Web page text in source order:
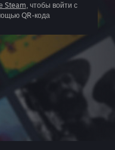
Steam, чтобы войти с
QR-кода